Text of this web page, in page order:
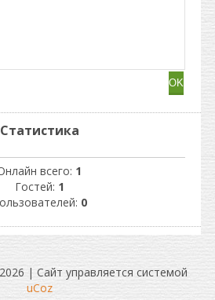
Статистика
всего: 1
Гостей: 1
0
| Сайт управляется системой
uCoz